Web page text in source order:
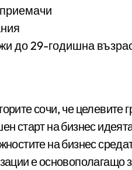
до 29-годишна
сочи, че
старт на бизнес
на бизнес
е основополагащо